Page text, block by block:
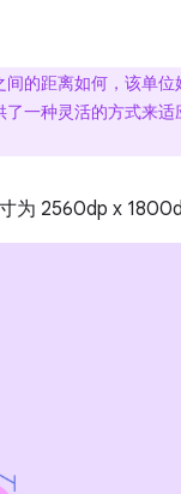
的距离如何，该单位
了一种灵活的方式来
为 2560dp x